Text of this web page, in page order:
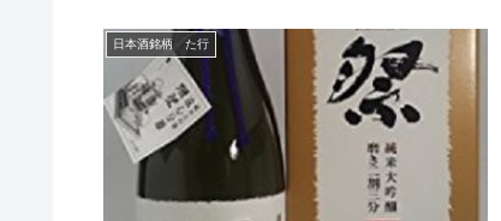
日本酒銘柄 た行